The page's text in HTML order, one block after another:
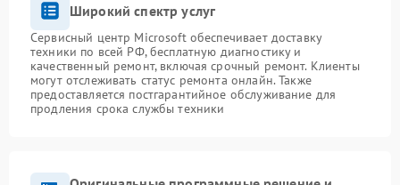
Широкий спектр услуг
Сервисный центр Microsoft обеспечивает доставку
техники по всей РФ, бесплатную диагностику и
качественный ремонт, включая срочный ремонт. Клиенты
могут отслеживать статус ремонта онлайн. Также
предоставляется постгарантийное обслуживание для
продления срока службы техники